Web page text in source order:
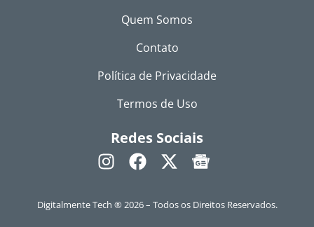
Quem Somos
Contato
Política de Privacidade
Termos de Uso
Redes Sociais
Digitalmente Tech ® 2026 – Todos os Direitos Reservados.